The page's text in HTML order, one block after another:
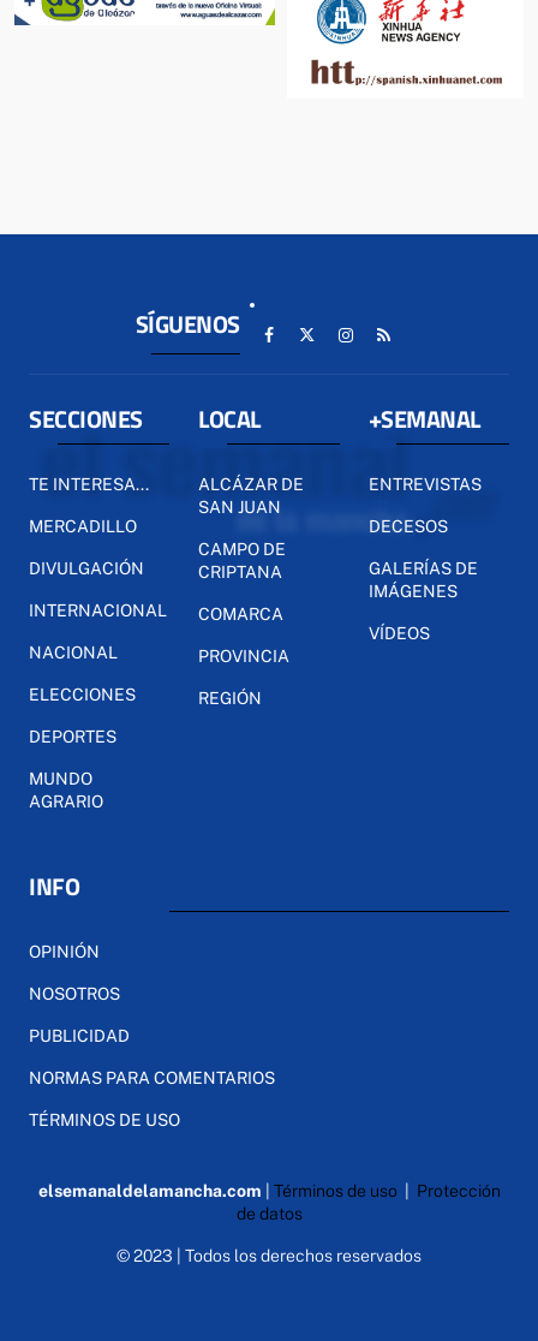
SÍGUENOS
SECCIONES
TE INTERESA...
MERCADILLO
DIVULGACIÓN
INTERNACIONAL
NACIONAL
ELECCIONES
DEPORTES
MUNDO
AGRARIO
LOCAL
ALCÁZAR DE
SAN JUAN
CAMPO DE
CRIPTANA
COMARCA
PROVINCIA
REGIÓN
+SEMANAL
ENTREVISTAS
DECESOS
GALERÍAS DE
IMÁGENES
VÍDEOS
INFO
OPINIÓN
NOSOTROS
PUBLICIDAD
NORMAS PARA COMENTARIOS
TÉRMINOS DE USO
elsemanaldelamancha.com Términos de uso| Protección
de datos
© 2023 | Todos los derechos reservados